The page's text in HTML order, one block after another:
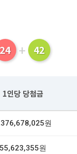
24 + 42
1인당 당첨금
원
55,623,355원